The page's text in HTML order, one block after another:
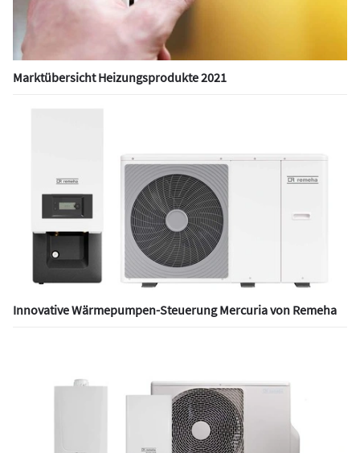
Marktübersicht Heizungsprodukte 2021
Innovative Wärmepumpen-Steuerung Mercuria von Remeha